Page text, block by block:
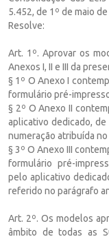
5.452, de 1º de maio
Resolve:
Art. 1º. Aprovar os
Anexos I, II e III da
§ 1º O Anexo I
formulário pré-
§ 2º O Anexo II
aplicativo dedicado,
numeração atribuída
§ 3º O Anexo III
formulário pré-
pelo aplicativo
referido no parágrafo
Art. 2º. Os modelos
âmbito de todas as